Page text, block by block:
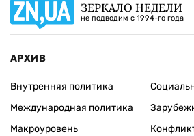
ЗЕРКАЛО НЕДЕЛИ
не подводим с 1994-го года
АРХИВ
Внутренняя политика
Международная политика
Макроуровень